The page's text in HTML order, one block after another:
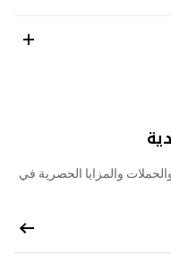
والمزايا الحصرية في